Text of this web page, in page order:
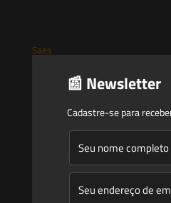
Saes
Início
Quem Somos
Atuação
Newsletter
📰 Newsletter
Cadastre-se para